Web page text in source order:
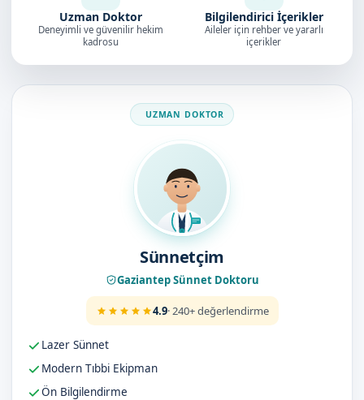
Uzman Doktor
Deneyimli ve güvenilir hekim
kadrosu
Bilgilendirici İçerikler
Aileler için rehber ve yararlı
içerikler
Doktorumuz
Sünnetçim
Gaziantep Sünnet Doktoru
4.9· 240+ değerlendirme
Lazer Sünnet
Modern Tıbbi Ekipman
Ön Bilgilendirme